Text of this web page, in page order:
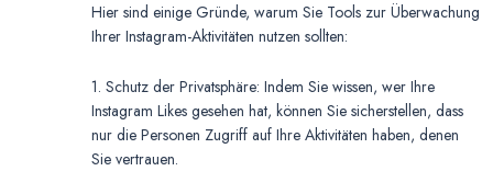
Hier sind einige Gründe, warum Sie Tools zur Überwachung
Ihrer Instagram-Aktivitäten nutzen sollten:
1. Schutz der Privatsphäre: Indem Sie wissen, wer Ihre
Instagram Likes gesehen hat, können Sie sicherstellen, dass
nur die Personen Zugriff auf Ihre Aktivitäten haben, denen
Sie vertrauen.